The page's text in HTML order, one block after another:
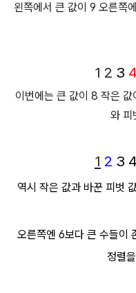
왼쪽에서 큰 값이 9 오른쪽
1 2 3 4
이번에는 큰 값이 8 작은 값
와 피
1 2 3 4
역시 작은 값과 바꾼 피벗
오른쪽엔 6보다 큰 수들이
정렬